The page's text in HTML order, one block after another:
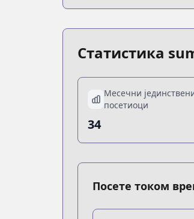
Статистика
Месечни
посетиоци
34
Посете током